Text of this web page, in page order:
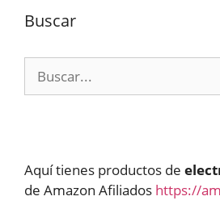
Buscar
Aquí tienes productos de
de Amazon Afiliados https://